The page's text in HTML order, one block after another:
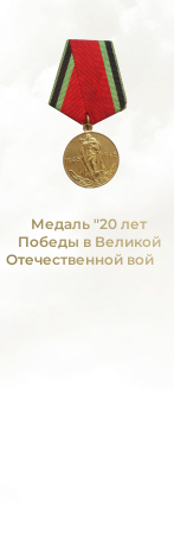
Медаль "20 лет
Победы в Великой
Отечественной войне